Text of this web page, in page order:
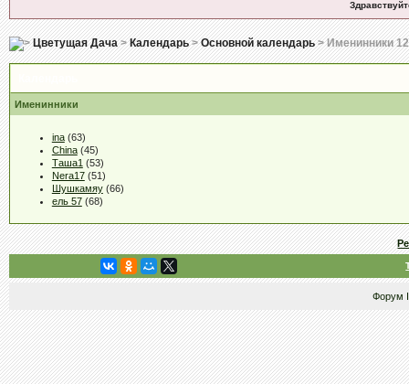
Цветущая Дача>Календарь>Основной календарь> Именинники
Именинники
ina(63)
China(45)
Таша1 (53)
Nera17(51)
Шушкамяу(66)
ель 57(68)
Форум